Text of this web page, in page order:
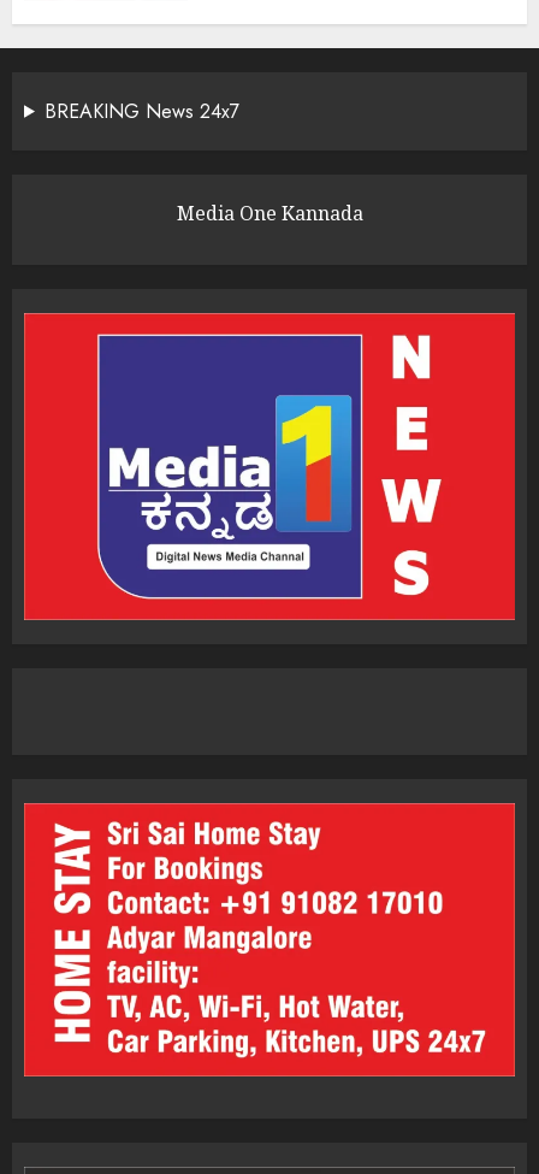
BREAKING News 24x7
Media One Kannada